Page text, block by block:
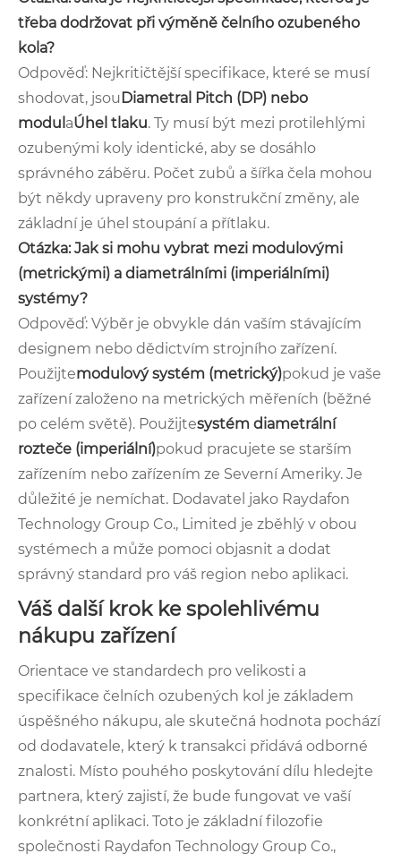
třeba dodržovat při výměně čelního ozubeného
kola?
Odpověď: Nejkritičtější specifikace, které se musí
shodovat, jsouDiametral Pitch (DP) nebo
modul aÚhel tlaku. Ty musí být mezi protilehlými
ozubenými koly identické, aby se dosáhlo
správného záběru. Počet zubů a šířka čela mohou
být někdy upraveny pro konstrukční změny, ale
základní je úhel stoupání a přítlaku.
Otázka: Jak si mohu vybrat mezi modulovými
(metrickými) a diametrálními (imperiálními)
systémy?
Odpověď: Výběr je obvykle dán vaším stávajícím
designem nebo dědictvím strojního zařízení.
Použijtemodulový systém (metrický)pokud je vaše
zařízení založeno na metrických měřeních (běžné
po celém světě). Použijtesystém diametrální
rozteče (imperiální)pokud pracujete se starším
zařízením nebo zařízením ze Severní Ameriky. Je
důležité je nemíchat. Dodavatel jako Raydafon
Technology Group Co., Limited je zběhlý v obou
systémech a může pomoci objasnit a dodat
správný standard pro váš region nebo aplikaci.
Váš další krok ke spolehlivému
nákupu zařízení
Orientace ve standardech pro velikosti a
specifikace čelních ozubených kol je základem
úspěšného nákupu, ale skutečná hodnota pochází
od dodavatele, který k transakci přidává odborné
znalosti. Místo pouhého poskytování dílu hledejte
partnera, který zajistí, že bude fungovat ve vaší
konkrétní aplikaci. Toto je základní filozofie
společnosti Raydafon Technology Group Co.,